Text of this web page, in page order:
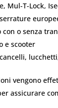
Mul-T-Lock,
con o senza
e scooter
vengono
assicurare